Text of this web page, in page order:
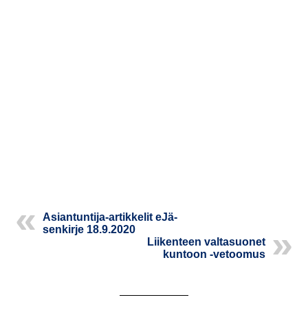
Asian­tun­ti­ja-artik­ke­lit eJä­
sen­kir­je 18.9.2020
Lii­ken­teen val­ta­suo­net
kun­toon ‑vetoo­mus